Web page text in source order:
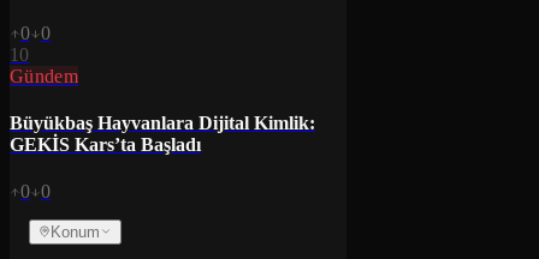
0 0
10
Gündem
Büyükbaş Hayvanlara Dijital Kimlik:
GEKİS Kars’ta Başladı
0 0
Konum